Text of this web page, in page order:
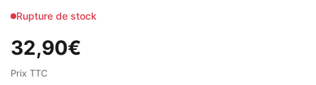
Rupture de stock
32,90€
Prix TTC